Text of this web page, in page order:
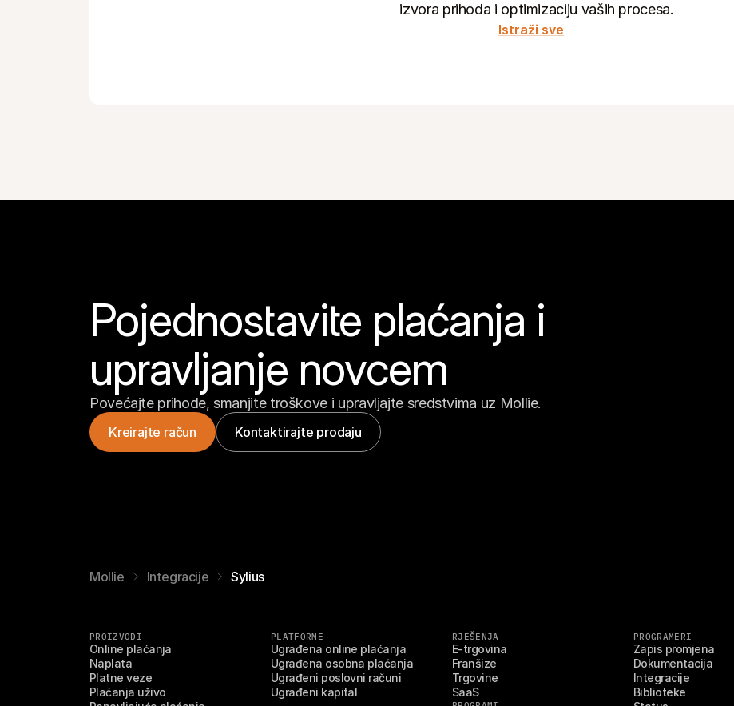
izvora prihoda i optimizaciju vaših procesa.
Istraži sve
Pojednostavite plaćanja i
upravljanje novcem
Povećajte prihode, smanjite troškove i upravljajte sredstvima uz Mollie.
Kreirajte račun Kontaktirajte prodaju
Mollie Integracije Sylius
PROIZVODI
Online plaćanja
Naplata
Platne veze
Plaćanja uživo
PLATFORME
Ugrađena online plaćanja
Ugrađena osobna plaćanja
Ugrađeni poslovni računi
Ugrađeni kapital
RJEŠENJA
E-trgovina
Franšize
Trgovine
SaaS
PROGRAMERI
Zapis promjena
Dokumentacija
Integracije
Biblioteke